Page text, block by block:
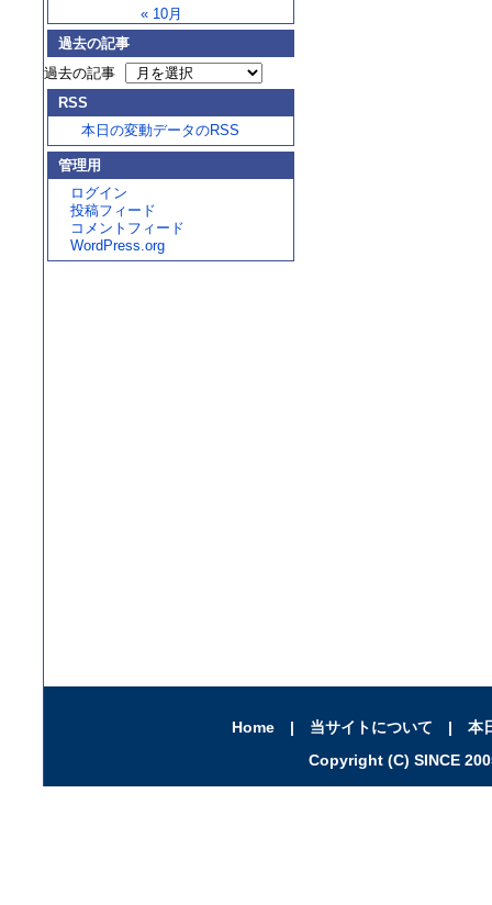
« 10月
過去の記事
過去の記事
RSS
本日の変動データのRSS
管理用
ログイン
投稿フィード
コメントフィード
WordPress.org
Home| 当サイトについて | 本
Copyright (C) SINCE